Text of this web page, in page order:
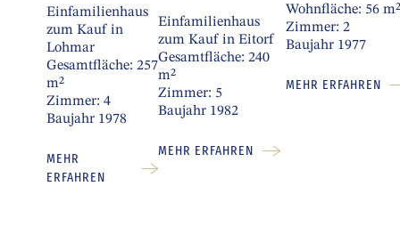
Einfamilienhaus
zum Kauf in
Lohmar
Gesamtfläche: 257
m²
Zimmer: 4
Baujahr 1978
MEHR
ERFAHREN
Einfamilienhaus
zum Kauf in Eitorf
Gesamtfläche: 240
m²
Zimmer: 5
Baujahr 1982
MEHR ERFAHREN
Wohnfläche: 56 m²
Zimmer: 2
Baujahr 1977
MEHR ERFAHREN